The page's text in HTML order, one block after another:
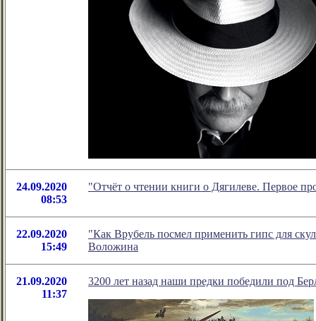
24.09.2020
08:53
"Отчёт о чтении книги о Дягилеве. Первое
22.09.2020
15:49
"Как Врубель посмел применить гипс для
Воложина
21.09.2020
11:37
3200 лет назад наши предки победили под